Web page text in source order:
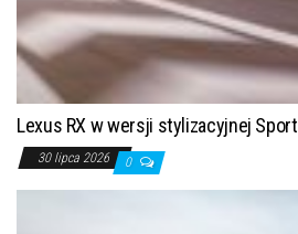
Lexus RX w wersji stylizacyjnej Sport
30 lipca 2026 0